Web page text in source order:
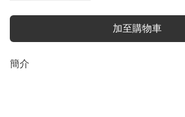
加至購物車
簡介